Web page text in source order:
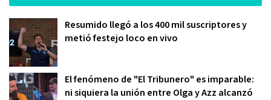
Resumido llegó a los 400 mil suscriptores y
metió festejo loco en vivo
El fenómeno de "El Tribunero" es imparable:
ni siquiera la unión entre Olga y Azz alcanzó